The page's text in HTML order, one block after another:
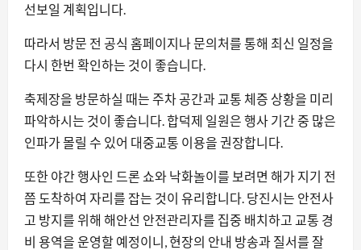
선보일 계획입니다.
따라서 방문 전 공식 홈페이지나 문의처를 통해 최신 일정을
다시 한번 확인하는 것이 좋습니다.
축제장을 방문하실 때는 주차 공간과 교통 체증 상황을 미리
파악하시는 것이 좋습니다. 합덕제 일원은 행사 기간 중 많은
인파가 몰릴 수 있어 대중교통 이용을 권장합니다.
또한 야간 행사인 드론 쇼와 낙화놀이를 보려면 해가 지기 전
쯤 도착하여 자리를 잡는 것이 유리합니다. 당진시는 안전사
고 방지를 위해 해안선 안전관리자를 집중 배치하고 교통 경
비 용역을 운영할 예정이니, 현장의 안내 방송과 질서를 잘